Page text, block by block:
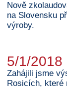
Nově
na Slovensku
výroby.
5/1/2018
Zahájili jsme
Rosicích, které